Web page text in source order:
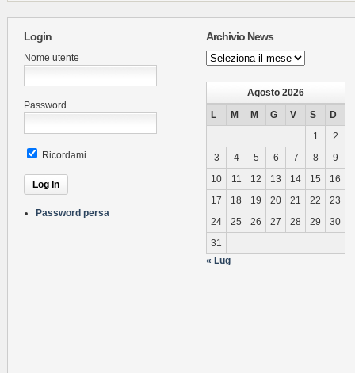
Login
Nome utente
Password
Ricordami
Password persa
Archivio News
Archivio
News
Agosto 2026
L
M M G V S
D
1
2
3
4 5 6 7 8
9
10
11 12 13 14 15
16
17
18 19 20 21 22
23
24
25 26 27 28 29
30
31
« Lug